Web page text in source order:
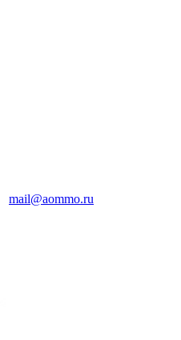
mail@aommo.ru